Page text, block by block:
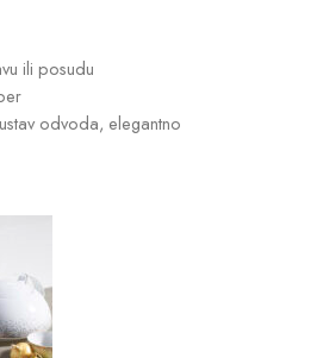
ili posudu
odvoda, elegantno